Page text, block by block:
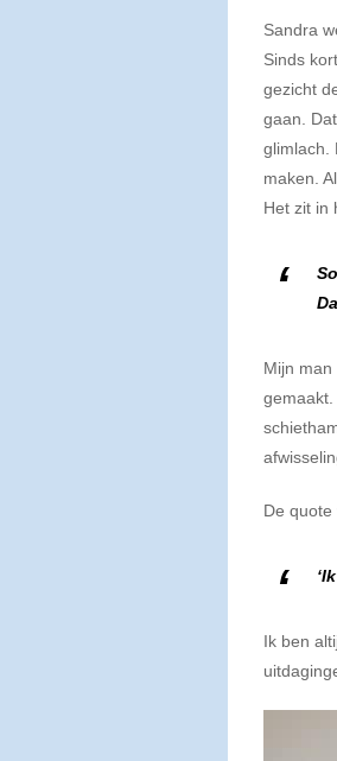
Sandra
Sinds
gezicht
gaan.
glimlach.
maken.
Het zit in
Mijn
De
Ik ben